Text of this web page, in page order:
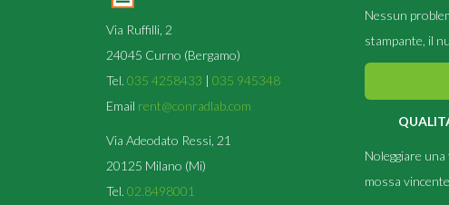
Via Ruffilli, 2
24045 Curno (Bergamo)
Tel. 035 4258433 | 035 945348
Email rent@conradlab.com
Via Adeodato Ressi, 21
20125 Milano (Mi)
Tel. 02.8498001
Nessun
stampante, il
Noleggiare
mossa